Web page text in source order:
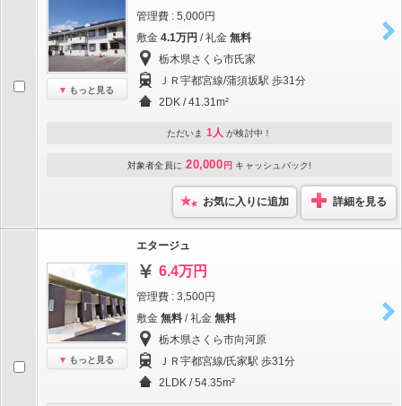
もっと見る
管理費 : 5,000円
敷金 4.1万円 / 礼金 無料
栃木県さくら市氏家
ＪＲ宇都宮線/蒲須坂駅 歩31分
2DK / 41.31m²
ただいま 1人 が検討中！
対象者全員に 20,000 円 キャッシュバック!
お気に入りに追加 詳細を見る
もっと見る
エタージュ
6.4万円
管理費 : 3,500円
敷金 無料 / 礼金 無料
栃木県さくら市向河原
ＪＲ宇都宮線/氏家駅 歩31分
2LDK / 54.35m²